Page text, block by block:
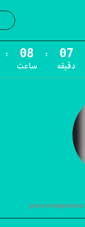
:
ساعت
:
دقیقه